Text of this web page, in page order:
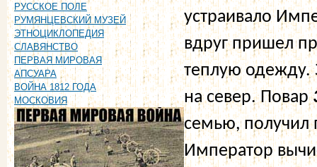
РУССКОЕ ПОЛЕ
РУМЯНЦЕВСКИЙ МУЗЕЙ
ЭТНОЦИКЛОПЕДИЯ
СЛАВЯНСТВО
ПЕРВАЯ МИРОВАЯ
АПСУАРА
ВОЙНА 1812 ГОДА
МОСКОВИЯ
устраивало
вдруг пришел
теплую одежду.
на север. Повар
семью, получил
Император